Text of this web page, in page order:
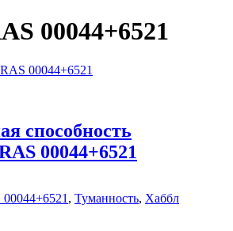
00044+6521
способность
00044+6521
, Туманность, Хаббл